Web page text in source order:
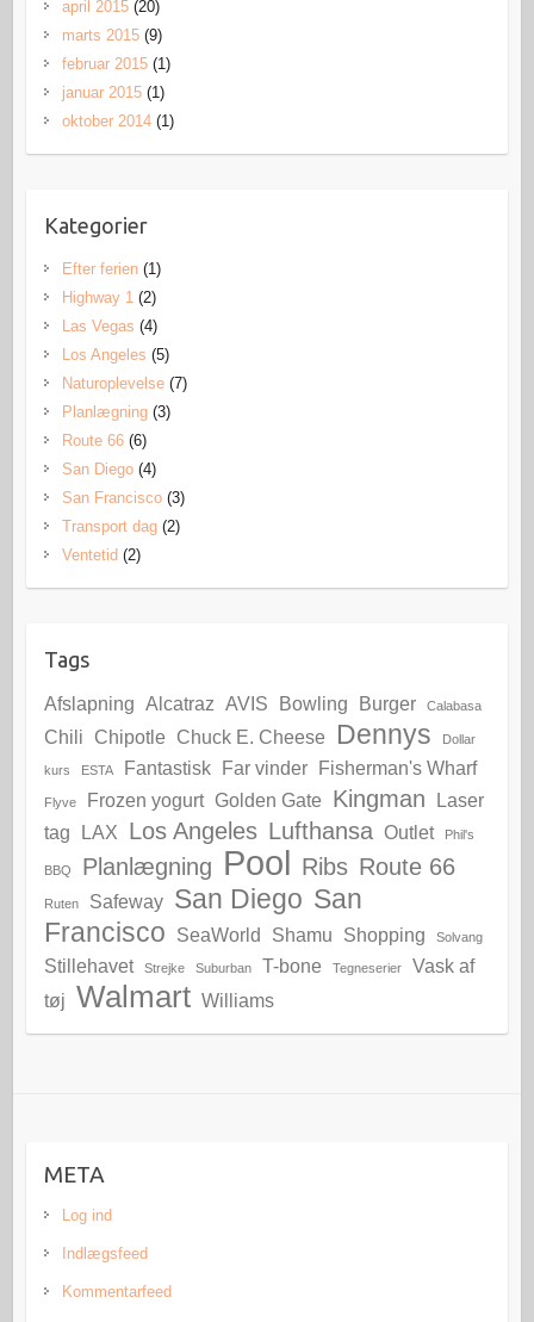
april 2015(20)
marts 2015(9)
februar 2015(1)
januar 2015(1)
oktober 2014(1)
Kategorier
Efter ferien(1)
Highway 1 (2)
Las Vegas (4)
Los Angeles (5)
Naturoplevelse(7)
Planlægning(3)
Route 66(6)
San Diego(4)
San Francisco(3)
Transport dag(2)
Ventetid(2)
Tags
Afslapning Alcatraz AVIS Bowling Burger Calabasa
Chili Chipotle Chuck E. Cheese Dennys Dollar
kurs ESTA Fantastisk Far vinder Fisherman's Wharf
Flyve Frozen yogurt Golden Gate Kingman
Laser
tag
LAX Los Angeles Lufthansa Outlet Phil's
BBQ Planlægning Pool Ribs Route 66
Ruten Safeway San Diego San
Francisco
SeaWorld Shamu Shopping Solvang
Stillehavet Strejke Suburban T-bone Tegneserier
Vask af
tøj Walmart Williams
META
Log ind
Indlægsfeed
Kommentarfeed